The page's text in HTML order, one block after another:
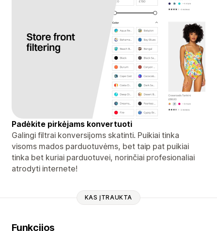
Padėkite pirkėjams konvertuoti
Galingi filtrai konversijoms skatinti. Puikiai tinka
visoms mados parduotuvėms, bet taip pat puikiai
tinka bet kuriai parduotuvei, norinčiai profesionaliai
atrodyti internete!
KAS ĮTRAUKTA
Funkcijos